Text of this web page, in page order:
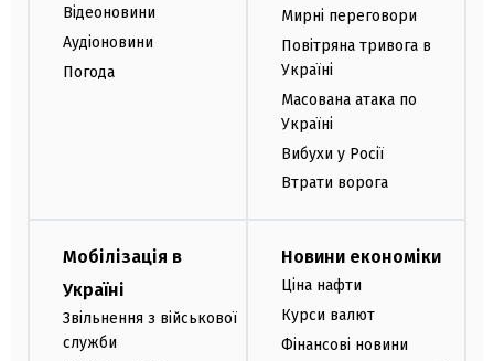
Відеоновини
Аудіоновини
Погода
Мирні переговори
Повітряна тривога в
Україні
Масована атака по
Україні
Вибухи у Росії
Втрати ворога
Мобілізація в
Україні
Звільнення з військової
служби
Новини економіки
Ціна нафти
Курси валют
Фінансові новини